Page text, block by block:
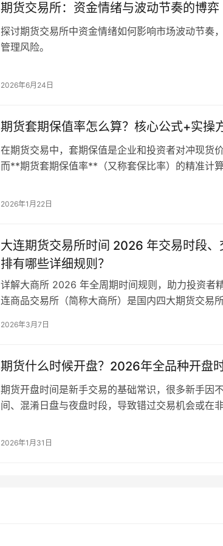
熟和豆粕产业的…
期货交易所：资金情绪与波动节奏的博弈
探讨期货交易所中资金情绪如何影响市场波动节奏
管理风险。
2026年6月24日
期货套期保值率怎么算？核心公式+实操
在期货交易中，套期保值是企业和投资者对冲现货
而**期货套期保值率**（又称套保比率）的精准计
拆解期货套期保值率的计算方法、核心公式、实操
2026年1月22日
大连期货交易所时间 2026 年交易时段
排有哪些详细规则？
详解大商所 2026 年全周期时间规则，助力投资者
连商品交易所（简称大商所）是国内四大期货交易
对于参与大商所品种交易的投资者而言，精准掌握
交易，还是实…
2026年3月7日
期货什么时候开盘？2026年全品种开盘
期货开盘时间是新手交易的基础常识，很多新手因
间、混淆日盘与夜盘时段，导致错过交易机会或在
盘时间有何差异？开盘前后需要注意哪些核心事项
2026年1月31日